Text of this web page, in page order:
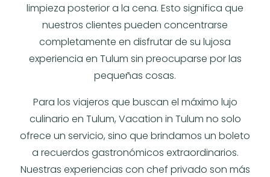
limpieza posterior a la cena. Esto significa que
nuestros clientes pueden concentrarse
completamente en disfrutar de su lujosa
experiencia en Tulum sin preocuparse por las
pequeñas cosas.
Para los viajeros que buscan el máximo lujo
culinario en Tulum, Vacation in Tulum no solo
ofrece un servicio, sino que brindamos un boleto
a recuerdos gastronómicos extraordinarios.
Nuestras experiencias con chef privado son más